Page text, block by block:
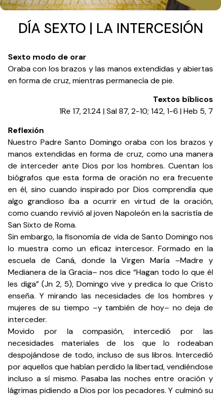
DÍA SEXTO | LA INTERCESIÓN
Sexto modo de orar
Oraba con los brazos y las manos extendidas y abiertas
en forma de cruz, mientras permanecía de pie.
Textos bíblicos
1Re 17, 21.24 | Sal 87, 2-10; 142, 1-6 | Heb 5, 7
Reflexión
Nuestro Padre Santo Domingo oraba con los brazos y
manos extendidas en forma de cruz, como una manera
de interceder ante Dios por los hombres. Cuentan los
biógrafos que esta forma de oración no era frecuente
en él, sino cuando inspirado por Dios comprendía que
algo grandioso iba a ocurrir en virtud de la oración,
como cuando revivió al joven Napoleón en la sacristía de
San Sixto de Roma.
Sin embargo, la fisonomía de vida de Santo Domingo nos
lo muestra como un eficaz intercesor. Formado en la
escuela de Caná, donde la Virgen María –Madre y
Medianera de la Gracia– nos dice “Hagan todo lo que él
les diga” (Jn 2, 5), Domingo vive y predica lo que Cristo
enseña. Y mirando las necesidades de los hombres y
mujeres de su tiempo –y también de hoy– no deja de
interceder.
Movido por la compasión, intercedió por las
necesidades materiales de los que lo rodeaban
despojándose de todo, incluso de sus libros. Intercedió
por aquellos que habían perdido la libertad, vendiéndose
incluso a sí mismo. Pasaba las noches entre oración y
lágrimas pidiendo a Dios por los pecadores. Y culminó su